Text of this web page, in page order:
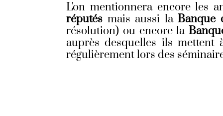
L'on mentionnera encore les
réputés mais aussi laBanque
résolution) ou encore la
auprès desquelles ils
régulièrement lors des